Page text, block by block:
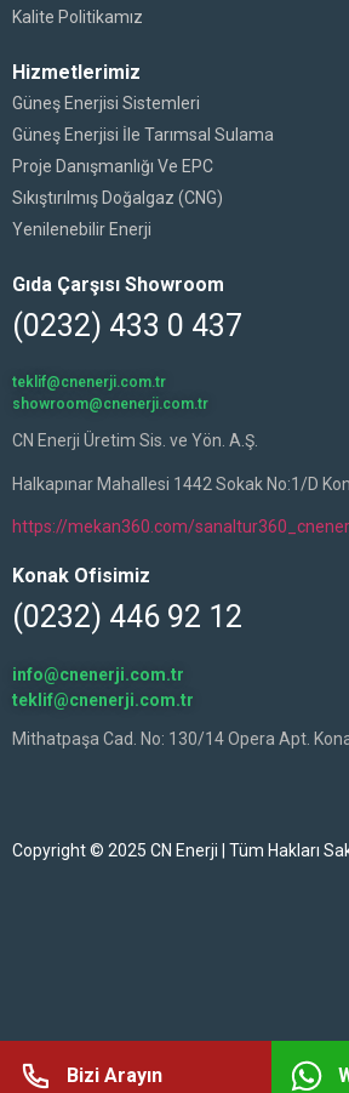
Kalite Politikamız
Hizmetlerimiz
Güneş Enerjisi Sistemleri
Güneş Enerjisi İle Tarımsal Sulama
Proje Danışmanlığı Ve EPC
Sıkıştırılmış Doğalgaz (CNG)
Yenilenebilir Enerji
Gıda Çarşısı Showroom
(0232) 433 0 437
teklif@cnenerji.com.tr
showroom@cnenerji.com.tr
CN Enerji Üretim Sis. ve Yön. A.Ş.
Halkapınar Mahallesi 1442 Sokak No:1/D
https://mekan360.com/
Konak Ofisimiz
(0232) 446 92 12
info@cnenerji.com.tr
teklif@cnenerji.com.tr
Mithatpaşa Cad. No: 130/14 Opera Apt.
Copyright © 2025 CN Enerji | Tüm Hakları
Bizi Arayın